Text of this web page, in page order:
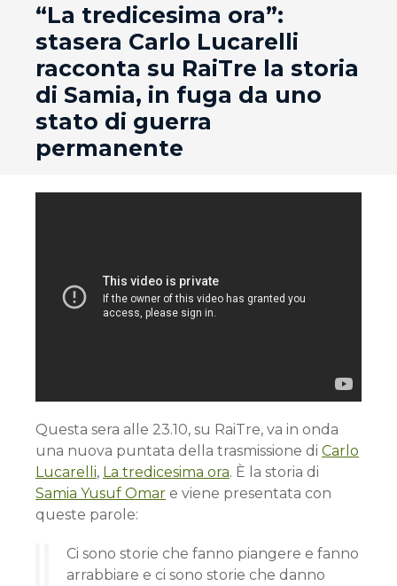
“La tredicesima ora”:
stasera Carlo Lucarelli
racconta su RaiTre la storia
di Samia, in fuga da uno
stato di guerra
permanente
Questa sera alle 23.10, su RaiTre, va in onda
una nuova puntata della trasmissione di Carlo
Lucarelli, La tredicesima ora. È la storia di
Samia Yusuf Omar e viene presentata con
queste parole:
Ci sono storie che fanno piangere e fanno
arrabbiare e ci sono storie che danno